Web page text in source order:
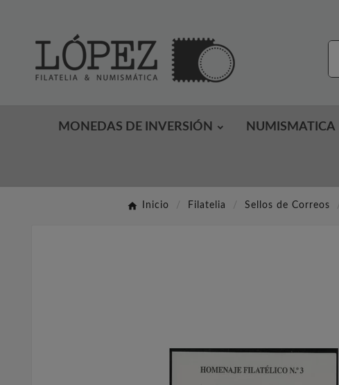
MONEDAS DE INVERSIÓN NUMISMATICA
Inicio Filatelia Sellos de Correos